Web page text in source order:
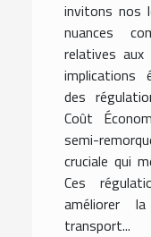
invitons nos
nuances
relatives aux
implications
des
Coût
semi-
cruciale qui
Ces
améliorer
transport...